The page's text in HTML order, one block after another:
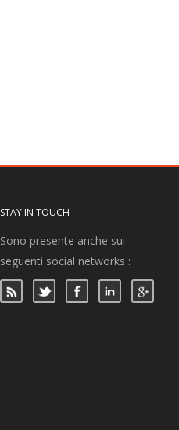
STAY IN TOUCH
Sono presente anche sui
seguenti social networks :